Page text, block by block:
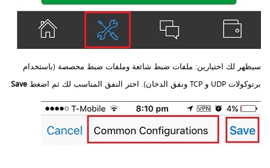
سيظهر لك اختيارين: ملفات ضبط شائعة وملفات ضبط مخصصة (باستخدام
برتوكولات UDP و TCP ونفق الدخان). اختر النفق المناسب لك ثم اضغط
Save
.